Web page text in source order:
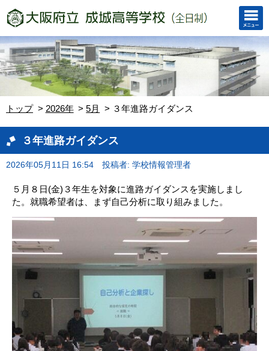
トップ 2026年 5月 ３年進路ガイダンス
３年進路ガイダンス
2026年05月11日 16:54 投稿者: 学校情報管理者
５月８日(金)３年生を対象に進路ガイダンスを実施しまし
た。就職希望者は、まず自己分析に取り組みました。